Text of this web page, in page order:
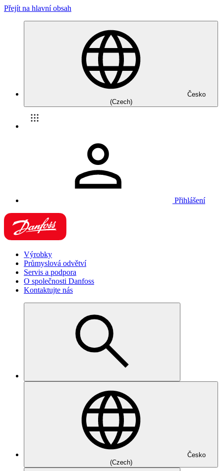
Přejít na hlavní obsah
Česko
(Czech)
Přihlášení
Výrobky
Průmyslová odvětví
Servis a podpora
O společnosti Danfoss
Kontaktujte nás
Česko
(Czech)